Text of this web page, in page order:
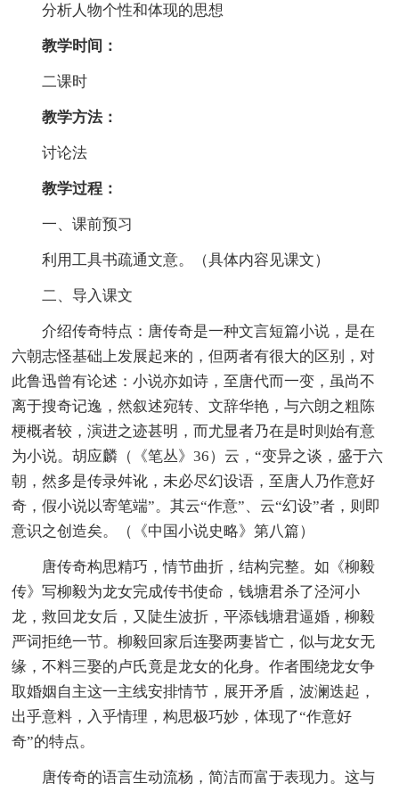
分析人物个性和体现的思想
教学时间：
二课时
教学方法：
讨论法
教学过程：
一、课前预习
利用工具书疏通文意。（具体内容见课文）
二、导入课文
介绍传奇特点：唐传奇是一种文言短篇小说，是在
六朝志怪基础上发展起来的，但两者有很大的区别，对
此鲁迅曾有论述：小说亦如诗，至唐代而一变，虽尚不
离于搜奇记逸，然叙述宛转、文辞华艳，与六朗之粗陈
梗概者较，演进之迹甚明，而尤显者乃在是时则始有意
为小说。胡应麟（《笔丛》36）云，“变异之谈，盛于六
朝，然多是传录舛讹，未必尽幻设语，至唐人乃作意好
奇，假小说以寄笔端”。其云“作意”、云“幻设”者，则即
意识之创造矣。（《中国小说史略》第八篇）
唐传奇构思精巧，情节曲折，结构完整。如《柳毅
传》写柳毅为龙女完成传书使命，钱塘君杀了泾河小
龙，救回龙女后，又陡生波折，平添钱塘君逼婚，柳毅
严词拒绝一节。柳毅回家后连娶两妻皆亡，似与龙女无
缘，不料三娶的卢氏竟是龙女的化身。作者围绕龙女争
取婚姻自主这一主线安排情节，展开矛盾，波澜迭起，
出乎意料，入乎情理，构思极巧妙，体现了“作意好
奇”的特点。
唐传奇的语言生动流杨，简洁而富于表现力。这与